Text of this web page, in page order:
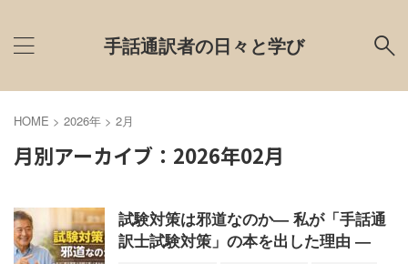
手話通訳者の日々と学び
HOME > 2026年 > 2月
月別アーカイブ：2026年02月
試験対策は邪道なのか― 私が「手話通
訳士試験対策」の本を出した理由 ―